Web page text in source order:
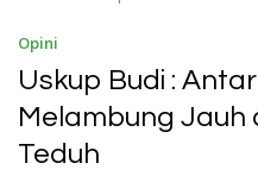
Opini
Uskup Budi :
Melambung
Teduh